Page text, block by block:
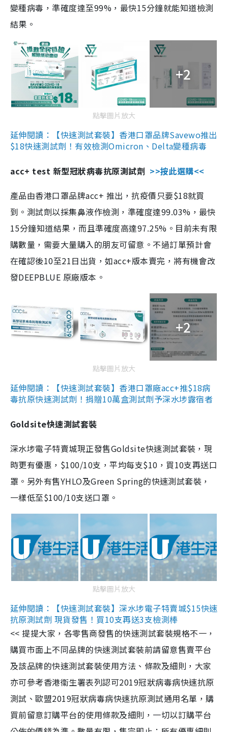
變種病毒，準確度達至99%，最快15分鐘就能知道檢測
結果。
+2
點擊圖片放大
延伸閱讀：【快速測試套裝】香港口罩品牌Savewo推出
$18快速測試劑！有效檢測Omicron、Delta變種病毒
acc+ test 新型冠狀病毒抗原測試劑 >>按此選購<<
產品由香港口罩品牌acc+ 推出，抗疫價只要$18就買
到。測試劑以採集鼻液作檢測，準確度達99.03%，最快
15分鐘知道結果，而且準確度高達97.25%。目前未有限
購數量，需要大量購入的朋友可留意。不過訂單預計會
在確認後10至21日出貨，如acc+版本賣完，將有機會改
發DEEPBLUE 原廠版本。
+2
點擊圖片放大
延伸閱讀：【快速測試套裝】香港口罩廠acc+推$18病
毒抗原快速測試劑！捐贈10萬盒測試劑予深水埗露宿者
Goldsite快速測試套裝
深水埗電子特賣城現正發售Goldsite快速測試套裝，現
時更有優惠，$100/10支，平均每支$10，買10支再送口
罩。另外有售YHLO及Green Spring的快速測試套裝，
一樣低至$100/10支送口罩。
點擊圖片放大
延伸閱讀：【快速測試套裝】深水埗電子特賣城$15快速
抗原測試劑 現貨發售！買10支再送3支檢測棒
<< 提提大家，各零售商發售的快速測試套裝規格不一，
購買市面上不同品牌的快速測試套裝前請留意售賣平台
及該品牌的快速測試套裝使用方法、條款及細則，大家
亦可參考香港衞生署表列認可2019冠狀病毒病快速抗原
測試、歐盟2019冠狀病毒病快速抗原測試通用名單，購
買前留意訂購平台的使用條款及細則，一切以訂購平台